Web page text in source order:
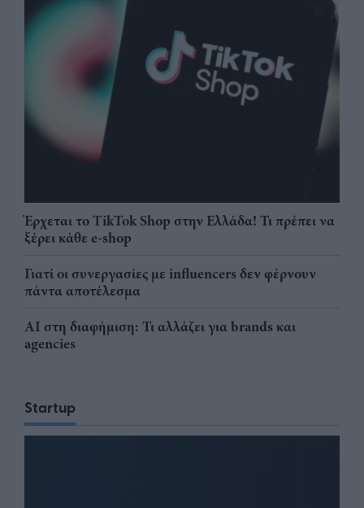
Έρχεται το TikTok Shop στην Ελλάδα! Τι πρέπει να
ξέρει κάθε e-shop
Γιατί οι συνεργασίες με influencers δεν φέρνουν
πάντα αποτέλεσμα
AI στη διαφήμιση: Τι αλλάζει για brands και
agencies
Startup